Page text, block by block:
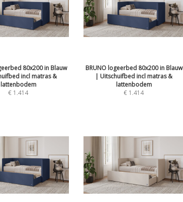
80x200 in Blauw
incl matras &
lattenbodem
€ 1.414
BRUNO logeerbed 80x200 in Blauw
| Uitschuifbed incl matras &
lattenbodem
€ 1.414